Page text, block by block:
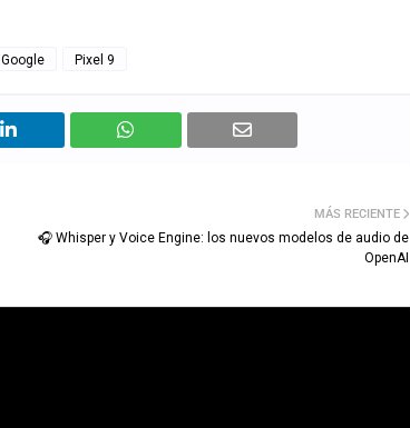
Google Pixel 9
MÁS RECIENTE
🎧 Whisper y Voice Engine: los nuevos modelos de audio de
OpenAI